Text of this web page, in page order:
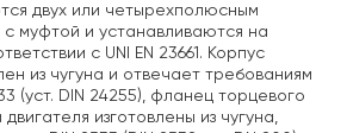
двух или четырехполюсным
муфтой и устанавливаются на
с UNI EN 23661. Корпус
из чугуна и отвечает требованиям
(уст. DIN 24255), фланец торцевого
изготовлены из чугуна,